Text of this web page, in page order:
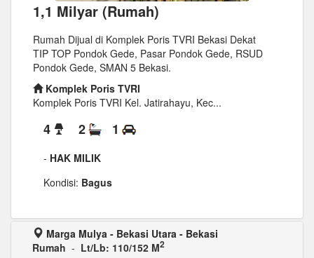
1,1 Milyar (Rumah)
Rumah Dijual di Komplek Poris TVRI Bekasi Dekat
TIP TOP Pondok Gede, Pasar Pondok Gede, RSUD
Pondok Gede, SMAN 5 Bekasi.
Komplek Poris TVRI
Komplek Poris TVRI Kel. Jatirahayu, Kec...
4 2 1
- HAK MILIK
Kondisi: Bagus
Marga Mulya - Bekasi Utara - Bekasi
Rumah - Lt/Lb: 110/152 M2